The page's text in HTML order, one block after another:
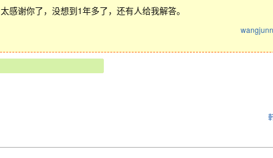
太感谢你了，没想到1年多了，还有人给我解答。